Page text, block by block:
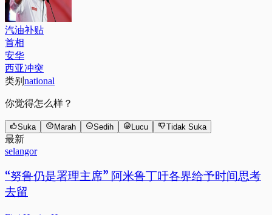
汽油补贴
首相
安华
西亚冲突
类别 national
你觉得怎么样？
Suka Marah Sedih Lucu Tidak Suka
最新
selangor
“努鲁仍是署理主席” 阿米鲁丁吁各界给予时间思考
去留